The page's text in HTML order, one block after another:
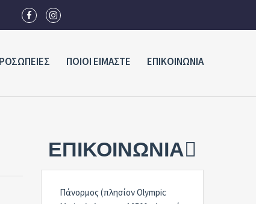
ΠΟΙΟΙ ΕΙΜΑΣΤΕ ΕΠΙΚΟΙΝΩΝΙΑ
ΕΠΙΚΟΙΝΩΝΊΑ
Πάνορμος (πλησίον Olympic